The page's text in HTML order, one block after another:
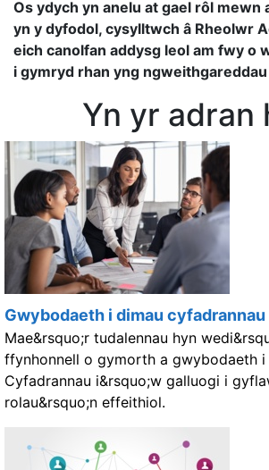
Os ydych yn anelu at gael rôl mewn
yn y dyfodol, cysylltwch â Rheolwr
eich canolfan addysg leol am fwy o
i gymryd rhan yng
Yn yr adran
Gwybodaeth i dimau cyfadrannau
Mae&rsquo;r tudalennau hyn
ffynhonnell o gymorth a gwybodaeth i
Cyfadrannau i&rsquo;w galluogi i
rolau&rsquo;n effeithiol.